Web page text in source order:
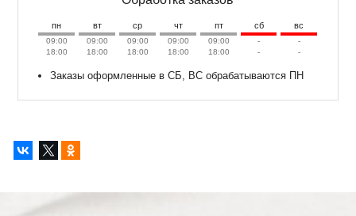
пн вт ср чт пт сб вс
09:00
18:00
09:00
18:00
09:00
18:00
09:00
18:00
09:00
18:00
-
-
-
-
Заказы оформленные в СБ, ВС обрабатываются ПН